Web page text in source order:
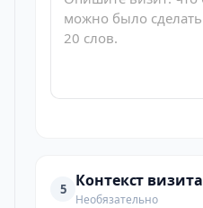
5 Контекст визита
Необязательно